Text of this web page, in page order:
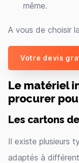
même.
A vous de choisir
Votre devis
Le matériel
procurer
Les cartons
Il existe plusieurs
adaptés à